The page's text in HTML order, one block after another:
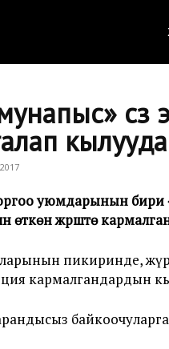
кылууда
уюмдарынын
өткөн жүрүштө
пикиринде,
кармалгандардын
байкоочуларга